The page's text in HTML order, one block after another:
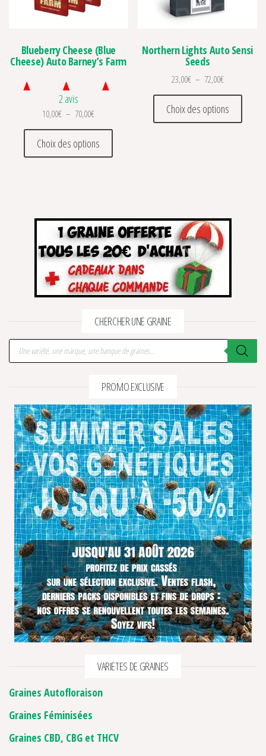
Blueberry Cheese (Blue
Cheese) Auto Barney’s Farm
2 avis
10,00€ – 70,00€Plage de prix : 10,00€ à 70,00€
Choix des options
Ce produit a plusieurs variations. Les
Northern Lights Auto Sensi
Seeds
23,00€ – 72,00€Plage de prix
Choix des options
Ce
CHERCHER UNE GRAINE
Recherche de produits
PROMO EXCLUSIVE
VARIETES DE GRAINES
Graines Autofloraison
Graines Féminisées
Graines CBD, CBG et THCV